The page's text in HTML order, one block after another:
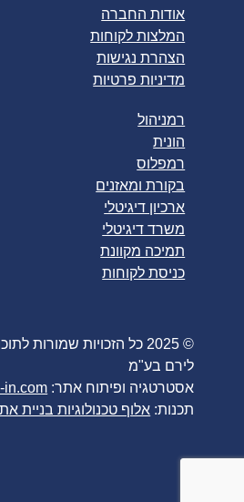
אודות החברה
המלצות לקוחות
הצהרת נגישות
מדיניות פרטיות
רמניהול
הונית
רמפלוס
בקורת ומאזנים
ארכיון דיגיטלי
משרד דיגיטלי
תמיכה מקוונת
כניסת לקוחות
© 2025 כל הזכויות שמורות
לירם בע"מ
אסטרטגיה ופיתוח אתר: in.com
תכנות: אלוף טכנולוגיות בניית